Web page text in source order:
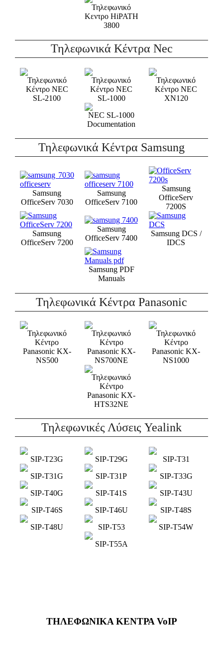
Τηλεφωνικό
Κεντρο HiPATH
3800
Τηλεφωνικά Κέντρα Nec
Τηλεφωνικό
Κέντρο NEC
SL-2100
Τηλεφωνικό
Κέντρο NEC
SL-1000
Τηλεφωνικό
Κέντρο NEC
XN120
NEC SL-1000
Documentation
Τηλεφωνικά Κέντρα Samsung
Samsung
OfficeServ 7030
Samsung
OfficeServ 7100
Samsung
OfficeServ
7200S
Samsung
OfficeServ 7200
Samsung
OfficeServ 7400
Samsung DCS /
IDCS
Samsung PDF
Manuals
Τηλεφωνικά Κέντρα Panasonic
Τηλεφωνικό
Κέντρο
Panasonic KX-
NS500
Τηλεφωνικό
Κέντρο
Panasonic KX-
NS700NE
Τηλεφωνικό
Κέντρο
Panasonic KX-
NS1000
Τηλεφωνικό
Κέντρο
Panasonic KX-
HTS32NE
Τηλεφωνικές Λύσεις Yealink
SIP-T23G SIP-T29G
SIP-T31
SIP-T31G
SIP-T31P
SIP-T33G
SIP-T40G
SIP-T41S
SIP-T43U
SIP-T46S
SIP-T46U
SIP-T48S
SIP-T48U
SIP-T53
SIP-T54W
SIP-T55A
ΤΗΛΕΦΩΝΙΚΑ ΚΕΝΤΡΑ VoIP